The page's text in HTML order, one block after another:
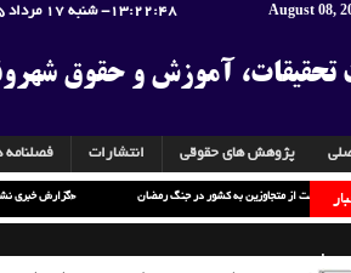
13:22:49- شنبه 17 مرداد 1405 August 08,
تحقیقات، آموزش و حقوق
پژوهش های حقوقی انتشارات
معاونت